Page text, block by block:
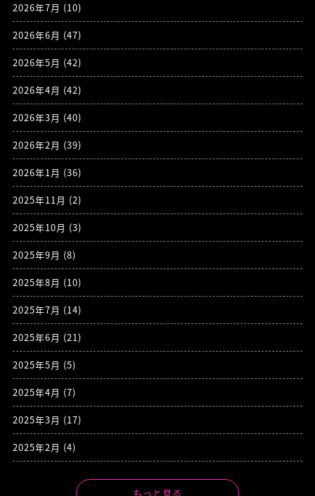
2026年7月 (10)
2026年6月 (47)
2026年5月 (42)
2026年4月 (42)
2026年3月 (40)
2026年2月 (39)
2026年1月 (36)
2025年11月 (2)
2025年10月 (3)
2025年9月 (8)
2025年8月 (10)
2025年7月 (14)
2025年6月 (21)
2025年5月 (5)
2025年4月 (7)
2025年3月 (17)
2025年2月 (4)
もっと見る